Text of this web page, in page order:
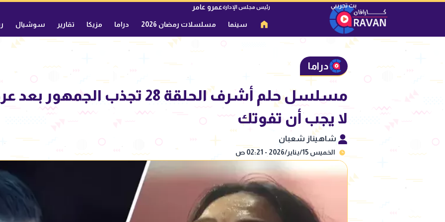
رئيس مجلس الإدارةعمرو عامر
سينما مسلسلات رمضان 2026 دراما مزيكا تقارير سوشيال
دراما
مسلسل حلم أشرف الحلقة 28 تجذب
لا يجب أن تفوتك
شاهيناز شعبان
الخميس 15/يناير/2026 - 02:21 ص